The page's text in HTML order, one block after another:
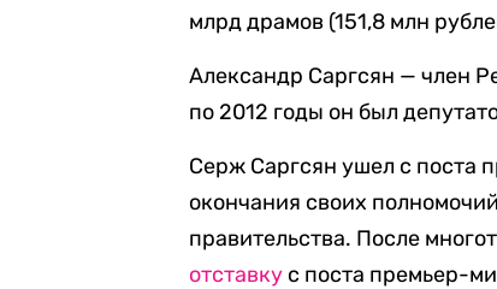
млрд драмов (151,8 млн
Александр Саргсян — член
по 2012 годы он был
Серж Саргсян ушел с поста
окончания своих
правительства. После
отставку с поста премьер-